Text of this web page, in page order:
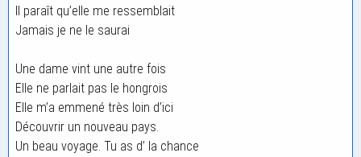
Il paraît qu’elle me ressemblait
Jamais je ne le saurai
Une dame vint une autre fois
Elle ne parlait pas le hongrois
Elle m’a emmené très loin d’ici
Découvrir un nouveau pays.
Un beau voyage. Tu as d’ la chance